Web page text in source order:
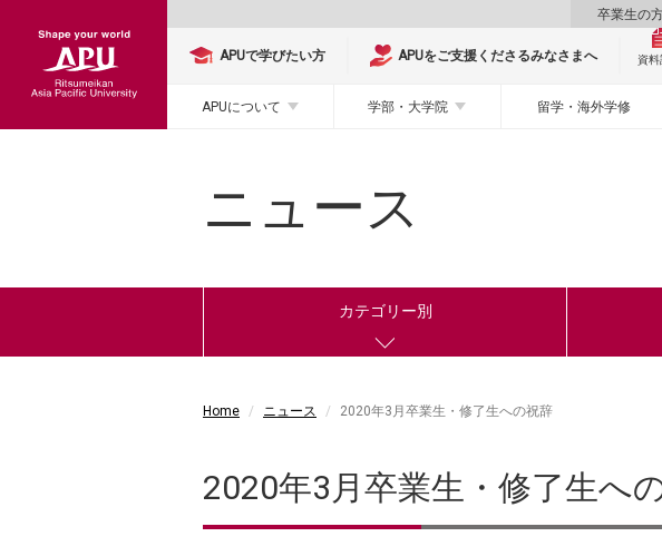
卒業生の
APUで学びたい方 APUをご支援くださるみなさまへ 資
APUについて 学部・大学院 留学・海外学修
ニュース
カテゴリー別
Home ニュース 2020年3月卒業生・修了生への祝辞
2020年3月卒業生・修了生へ